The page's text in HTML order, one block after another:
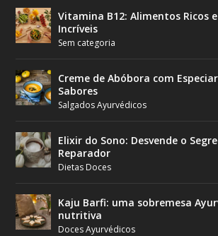
Vitamina B12: Alimentos Ricos
Incríveis
Sem categoria
Creme de Abóbora com
Sabores
Salgados Ayurvédicos
Elixir do Sono: Desvende o
Reparador
Dietas Doces
Kaju Barfi: uma sobremesa
nutritiva
Doces Ayurvédicos